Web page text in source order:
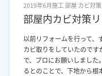
2019年6月施工 部屋 カビ対策
部屋内カビ対策
以前リフォームを行って、
カビ取りをしていたので
で、プロにお願いしまし
るとのことで、下地から根